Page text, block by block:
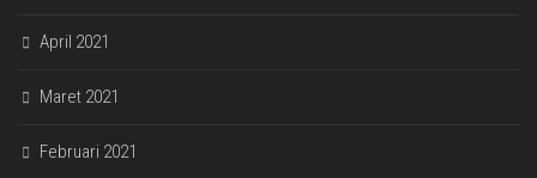
April 2021
Maret 2021
Februari 2021